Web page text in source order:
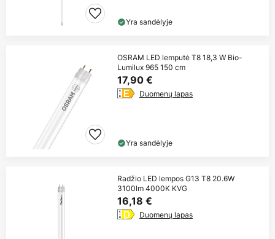
Yra sandėlyje
OSRAM LED lemputė T8 18,3 W Bio-
Lumilux 965 150 cm
17,90 €
Duomenų lapas
Yra sandėlyje
Radžio LED lempos G13 T8 20.6W
3100lm 4000K KVG
16,18 €
Duomenų lapas